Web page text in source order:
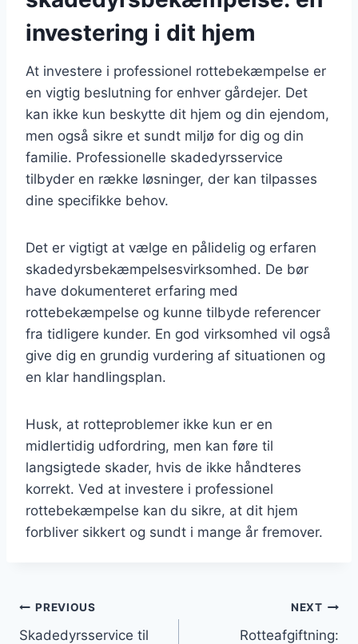
investering i dit hjem
At investere i professionel rottebekæmpelse er
en vigtig beslutning for enhver gårdejer. Det
kan ikke kun beskytte dit hjem og din ejendom,
men også sikre et sundt miljø for dig og din
familie. Professionelle skadedyrsservice
tilbyder en række løsninger, der kan tilpasses
dine specifikke behov.
Det er vigtigt at vælge en pålidelig og erfaren
skadedyrsbekæmpelsesvirksomhed. De bør
have dokumenteret erfaring med
rottebekæmpelse og kunne tilbyde referencer
fra tidligere kunder. En god virksomhed vil også
give dig en grundig vurdering af situationen og
en klar handlingsplan.
Husk, at rotteproblemer ikke kun er en
midlertidig udfordring, men kan føre til
langsigtede skader, hvis de ikke håndteres
korrekt. Ved at investere i professionel
rottebekæmpelse kan du sikre, at dit hjem
forbliver sikkert og sundt i mange år fremover.
Indlægsnavigation
PREVIOUS
Skadedyrsservice til
NEXT
Rotteafgiftning: